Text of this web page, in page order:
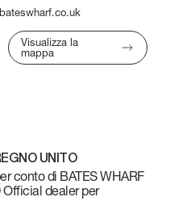
Visualizza la
mappa
UNITO
conto di BATES WHARF
Official dealer per